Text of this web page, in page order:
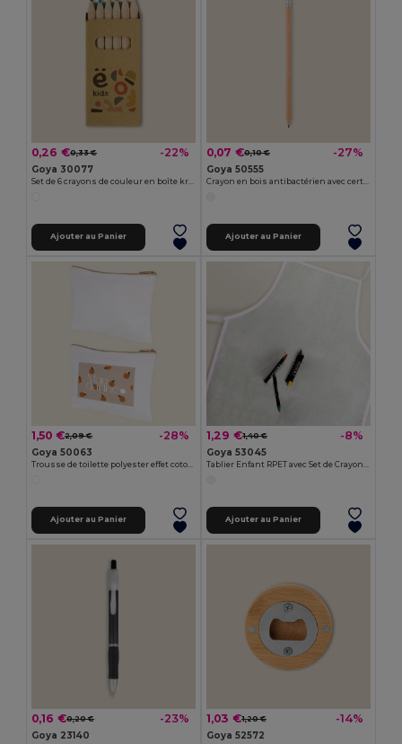
0,26 €0,33 € -22%
Goya 30077
Ajouter au Panier
0,07 €0,10 € -27%
Goya 50555
Ajouter au Panier
1,50 €2,09 € -28%
Goya 50063
Ajouter au Panier
1,29 €1,40 € -8%
Goya 53045
Ajouter au Panier
0,16 €0,20 € -23%
Goya 23140
1,03 €1,20 € -14%
Goya 52572